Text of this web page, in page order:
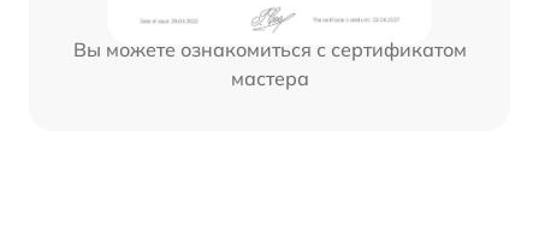
Вы можете ознакомиться с сертификатом
мастера